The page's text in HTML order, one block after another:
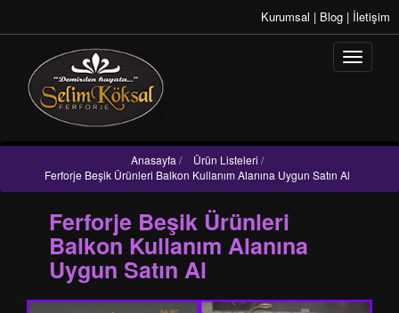
Kurumsal | Blog | İletişim
Anasayfa / Ürün Listeleri /
Ferforje Beşik Ürünleri Balkon Kullanım Alanına Uygun Satın Al
Ferforje Beşik Ürünleri
Balkon Kullanım Alanına
Uygun Satın Al